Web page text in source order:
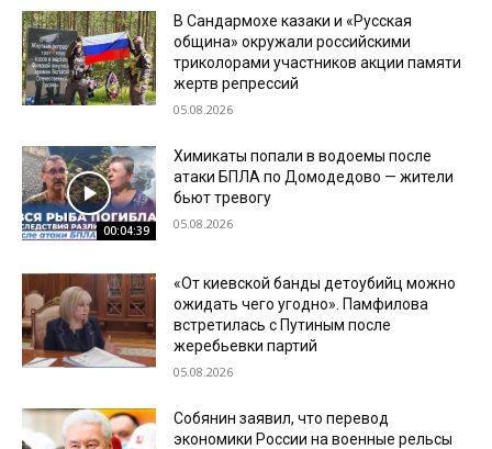
В Сандармохе казаки и «Русская
община» окружали российскими
триколорами участников акции памяти
жертв репрессий
05.08.2026
00:04:39
Химикаты попали в водоемы после
атаки БПЛА по Домодедово — жители
бьют тревогу
05.08.2026
«От киевской банды детоубийц можно
ожидать чего угодно». Памфилова
встретилась с Путиным после
жеребьевки партий
05.08.2026
Собянин заявил, что перевод
экономики России на военные рельсы